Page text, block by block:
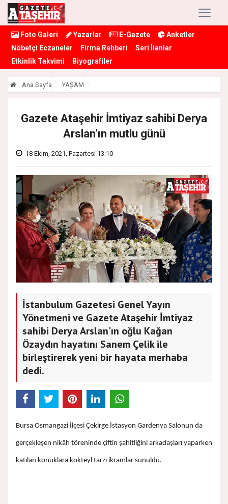
Foto Galeri Yazarlar E-Gazete
Anketler
Nöbetçi Eczaneler
Firma Rehberi
Seri İlanlar
Etkinlik Takvimi
Biyografiler
Ana Sayfa YAŞAM
Gazete Ataşehir İmtiyaz sahibi Derya
Arslan’ın mutlu günü
18 Ekim, 2021, Pazartesi 13:10
İstanbulum Gazetesi Genel Yayın
Yönetmeni ve Gazete Ataşehir İmtiyaz
sahibi Derya Arslan'ın oğlu Kağan
Özaydın hayatını Sanem Çelik ile
birleştirerek yeni bir hayata merhaba
dedi.
Bursa Osmangazi İlçesi Çekirge İstasyon Gardenya Salonun da
gerçekleşen nikâh töreninde çiftin şahitliğini arkadaşları yaparken
katılan konuklara kokteyl tarzı ikramlar sunuldu.